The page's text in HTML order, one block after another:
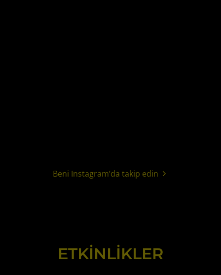
Beni Instagram’da takip edin
ETKİNLİKLER